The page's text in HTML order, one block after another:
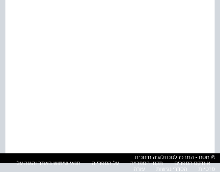
© מטח - המרכז לטכנולוגיה חינוכית
אינדקס הספרים
תקנון הספרייה על הספרייה
תנאי שימוש באתר והגנה על
פרטיות
הסדרי נגישות עזרה